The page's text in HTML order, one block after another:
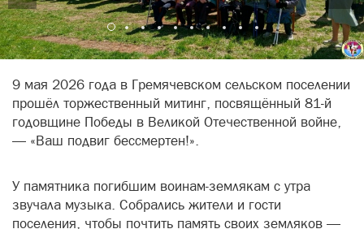
9 мая 2026 года в Гремячевском сельском поселении
прошёл торжественный митинг, посвящённый 81-й
годовщине Победы в Великой Отечественной войне,
— «Ваш подвиг бессмертен!».
У памятника погибшим воинам-землякам с утра
звучала музыка. Собрались жители и гости
поселения, чтобы почтить память своих земляков —